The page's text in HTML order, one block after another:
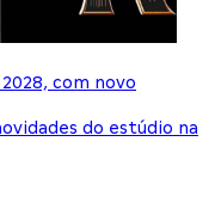
com novo
do estúdio na